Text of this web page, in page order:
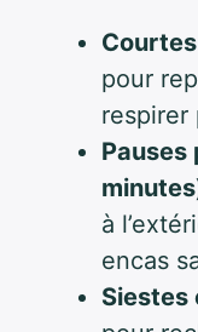
pour
respirer
Pauses
à
encas
Siestes